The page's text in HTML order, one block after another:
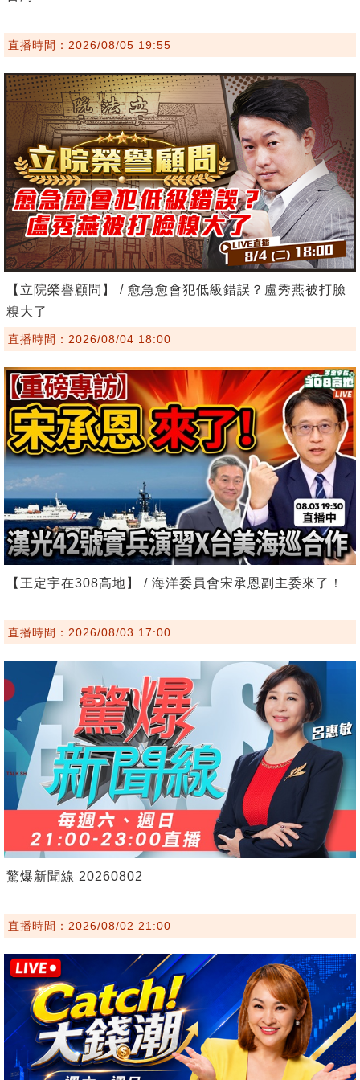
直播時間：2026/08/05 19:55
【立院榮譽顧問】 / 愈急愈會犯低級錯誤？盧秀燕被打臉
糗大了
直播時間：2026/08/04 18:00
【王定宇在308高地】 / 海洋委員會宋承恩副主委來了！
直播時間：2026/08/03 17:00
驚爆新聞線 20260802
直播時間：2026/08/02 21:00